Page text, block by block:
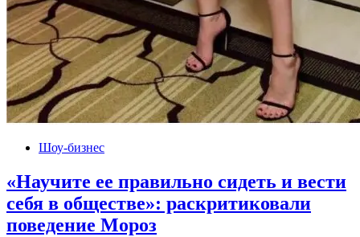
Шоу-бизнес
«Научите ее правильно сидеть и вести
себя в обществе»: раскритиковали
поведение Мороз